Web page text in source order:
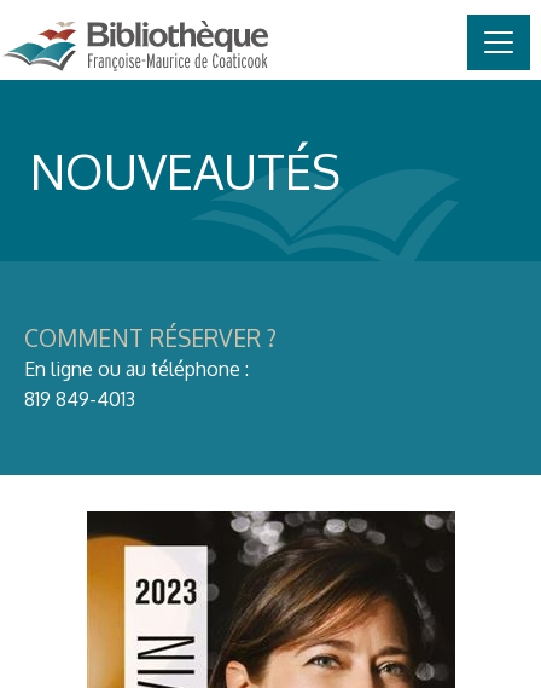
Skip to content
MAIN NAVIGATION
NOUVEAUTÉS
COMMENT RÉSERVER ?
En ligne ou au téléphone :
819 849-4013